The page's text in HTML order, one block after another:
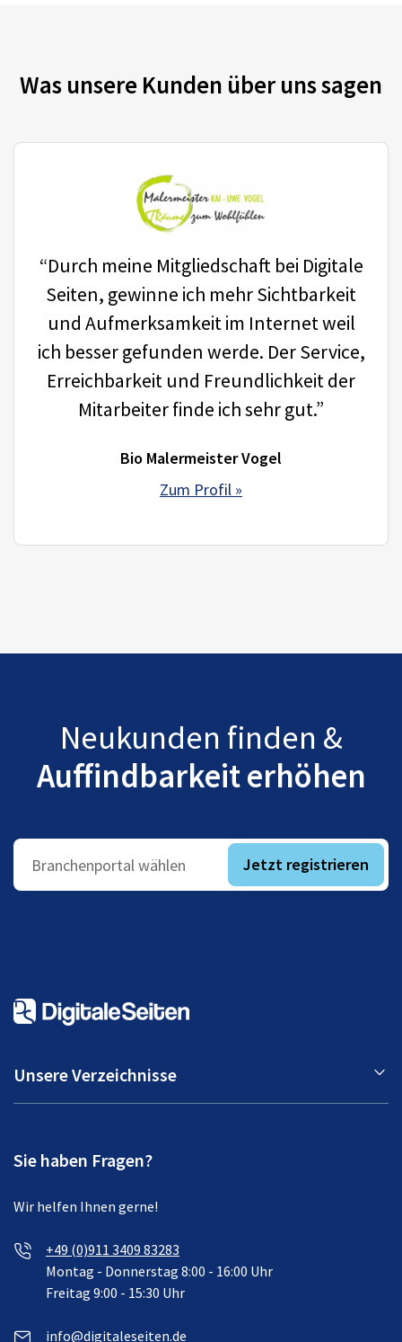
Was unsere Kunden über uns sagen
“Durch meine Mitgliedschaft bei Digitale
Seiten, gewinne ich mehr Sichtbarkeit
und Aufmerksamkeit im Internet weil
ich besser gefunden werde. Der Service,
Erreichbarkeit und Freundlichkeit der
Mitarbeiter finde ich sehr gut.”
Bio Malermeister Vogel
Zum Profil »
Neukunden finden &
Auffindbarkeit erhöhen
Branchenportal wählen Jetzt registrieren
Unsere Verzeichnisse
Sie haben Fragen?
Wir helfen Ihnen gerne!
+49 (0)911 3409 83283
Montag - Donnerstag 8:00 - 16:00 Uhr
Freitag 9:00 - 15:30 Uhr
info@digitaleseiten.de